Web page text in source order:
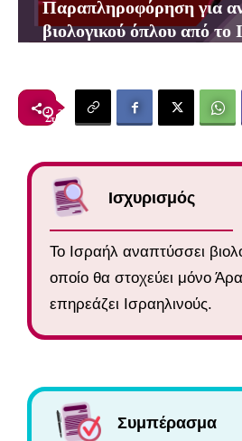
Παραπληροφόρηση για
βιολογικού όπλου από το
Στάμος Αρχοντής 18 Νοεμβρίου, 2023
2λεπτά
Ισχυρισμός
Το Ισραήλ αναπτύσσει
οποίο θα στοχεύει μόνο
επηρεάζει Ισραηλινούς.
Συμπέρασμα